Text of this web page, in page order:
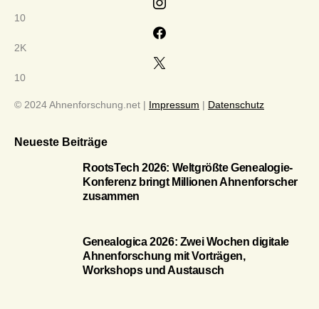
10
2K
10
© 2024 Ahnenforschung.net | Impressum | Datenschutz
Neueste Beiträge
RootsTech 2026: Weltgrößte Genealogie-
Konferenz bringt Millionen Ahnenforscher
zusammen
Genealogica 2026: Zwei Wochen digitale
Ahnenforschung mit Vorträgen,
Workshops und Austausch